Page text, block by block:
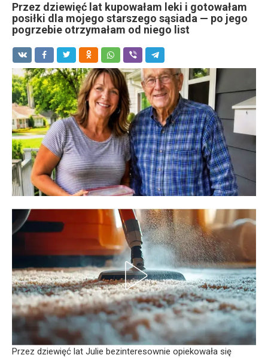
Przez dziewięć lat kupowałam leki i gotowałam
posiłki dla mojego starszego sąsiada — po jego
pogrzebie otrzymałam od niego list
Przez dziewięć lat Julie bezinteresownie opiekowała się